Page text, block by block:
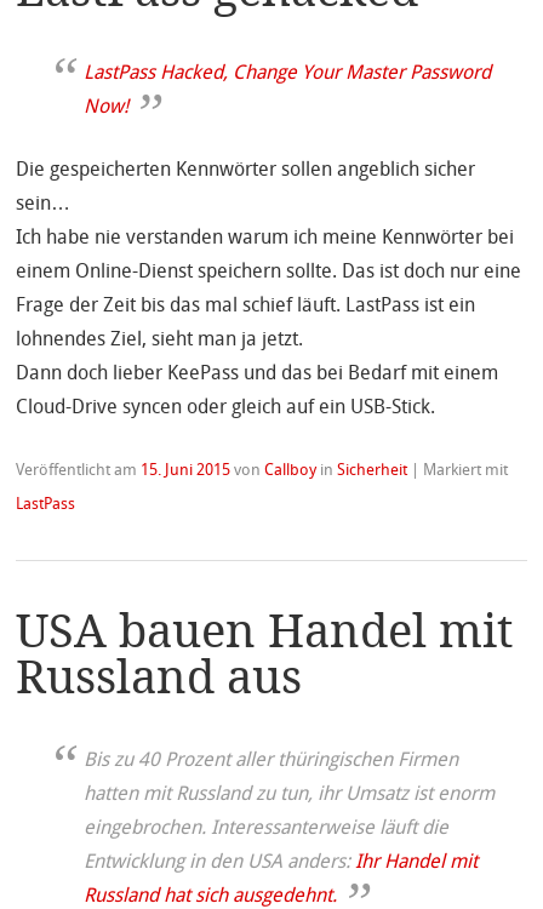
LastPass Hacked, Change Your Master Password
Now!
Die gespeicherten Kennwörter sollen angeblich sicher
sein…
Ich habe nie verstanden warum ich meine Kennwörter bei
einem Online-Dienst speichern sollte. Das ist doch nur eine
Frage der Zeit bis das mal schief läuft. LastPass ist ein
lohnendes Ziel, sieht man ja jetzt.
Dann doch lieber KeePass und das bei Bedarf mit einem
Cloud-Drive syncen oder gleich auf ein USB-Stick.
Veröffentlicht am 15. Juni 2015 vonCallboy inSicherheit
Markiert mit
LastPass
USA bauen Handel mit
Russland aus
Bis zu 40 Prozent aller thüringischen Firmen
hatten mit Russland zu tun, ihr Umsatz ist enorm
eingebrochen. Interessanterweise läuft die
Entwicklung in den USA anders:Ihr Handel mit
Russland hat sich ausgedehnt.